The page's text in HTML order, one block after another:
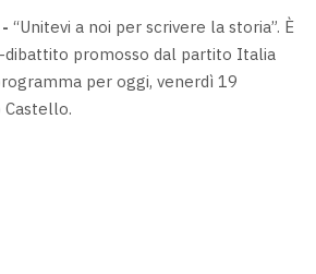
“Unitevi a noi per scrivere la storia”. È
promosso dal partito Italia
per oggi, venerdì 19